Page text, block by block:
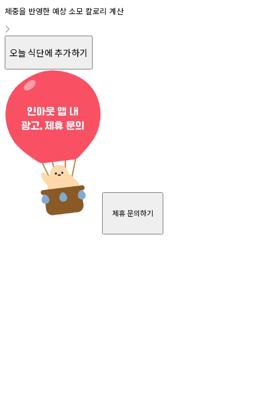
체중을 반영한 예상 소모 칼로리 계산
오늘 식단에 추가하기
제휴 문의하기